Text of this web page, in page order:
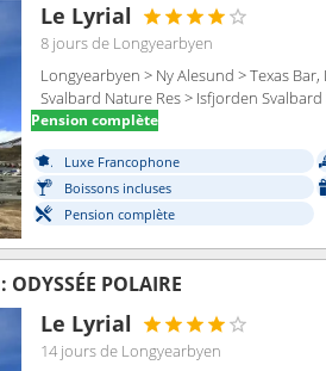
Le Lyrial
8 joursde Longyearbyen
Longyearbyen > Ny Alesund > Texas
Svalbard Nature Res > Isfjorden
Pension complète
Luxe Francophone
Boissons incluses
Pension complète
POLAIRE
Le Lyrial
14 joursde Longyearbyen